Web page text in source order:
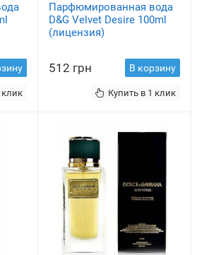
клик
Парфюмированная вода
D&G Velvet Desire 100ml
(лицензия)
512 грн В корзину
Купить в 1 клик